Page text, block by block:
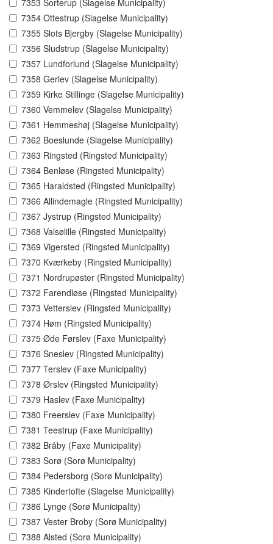
7353 Sorterup (Slagelse Municipality)
7354 Ottestrup (Slagelse Municipality)
7355 Slots Bjergby (Slagelse Municipality)
7356 Sludstrup (Slagelse Municipality)
7357 Lundforlund (Slagelse Municipality)
7358 Gerlev (Slagelse Municipality)
7359 Kirke Stillinge (Slagelse Municipality)
7360 Vemmelev (Slagelse Municipality)
7361 Hemmeshøj (Slagelse Municipality)
7362 Boeslunde (Slagelse Municipality)
7363 Ringsted (Ringsted Municipality)
7364 Benløse (Ringsted Municipality)
7365 Haraldsted (Ringsted Municipality)
7366 Allindemagle (Ringsted Municipality)
7367 Jystrup (Ringsted Municipality)
7368 Valsølille (Ringsted Municipality)
7369 Vigersted (Ringsted Municipality)
7370 Kværkeby (Ringsted Municipality)
7371 Nordrupøster (Ringsted Municipality)
7372 Farendløse (Ringsted Municipality)
7373 Vetterslev (Ringsted Municipality)
7374 Høm (Ringsted Municipality)
7375 Øde Førslev (Faxe Municipality)
7376 Sneslev (Ringsted Municipality)
7377 Terslev (Faxe Municipality)
7378 Ørslev (Ringsted Municipality)
7379 Haslev (Faxe Municipality)
7380 Freerslev (Faxe Municipality)
7381 Teestrup (Faxe Municipality)
7382 Bråby (Faxe Municipality)
7383 Sorø (Sorø Municipality)
7384 Pedersborg (Sorø Municipality)
7385 Kindertofte (Slagelse Municipality)
7386 Lynge (Sorø Municipality)
7387 Vester Broby (Sorø Municipality)
7388 Alsted (Sorø Municipality)